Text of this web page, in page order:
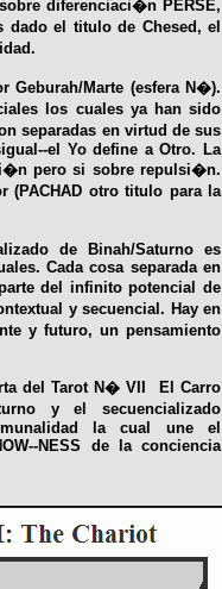
diferenciaci�n PERSE,
el titulo de Chesed, el
Geburah/Marte (esfera N�).
los cuales ya han sido
separadas en virtud de sus
el Yo define a Otro. La
pero si sobre repulsi�n.
(PACHAD otro titulo para la
de Binah/Saturno es
Cada cosa separada en
del infinito potencial de
y secuencial. Hay en
y futuro, un pensamiento
del Tarot N� VII El Carro
y el secuencializado
la cual une el
NESS de la conciencia